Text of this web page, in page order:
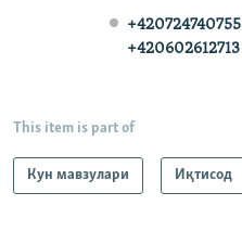
+420724740755 |
+420602612713
This item is part of
Кун мавзулари Иқтисод